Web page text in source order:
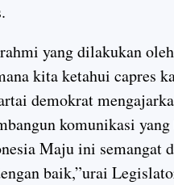
yang dilakukan oleh
kita ketahui capres
demokrat
komunikasi
Maju ini semangat
baik,”urai